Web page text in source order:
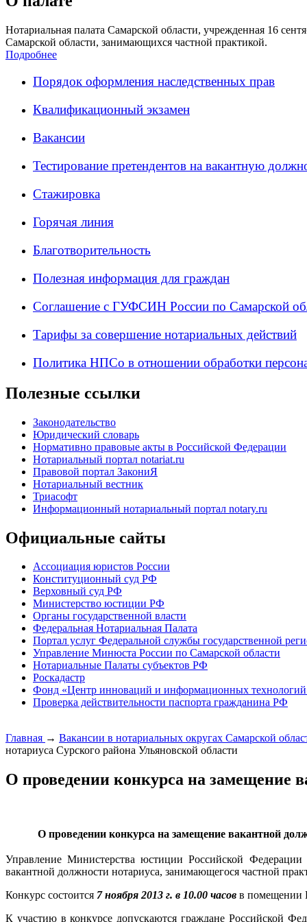
Нотариальная палата Самарской области, учрежденная 16
Самарской области, занимающихся частной практикой.
Подробнее
Порядок оформления наследственных прав
Квалификационный экзамен
Вакансии
Тестирование претендентов на вакантную
Стажировка
Горячая линия
Благотворительность
Полезная информация для граждан
Соглашение с ГУФСИН России по Самарской
Тарифы за совершение нотариальных действий
Политика НПСо в отношении обработки
Полезные ссылки
Законодательство
Юридический словарь
Нормативно правовые акты в Российской Федерации
Нотариальный портал notariat.ru
Правовой портал ЗакониЯ
Нотариальный вестник
Триасофт
Информационный нотариальный портал notary.ru
Официальные сайты
Ассоциация юристов России
Конституционный суд РФ
Верховный суд РФ
Министерство юстиции РФ
Органы государственной власти
Федеральная Нотариальная Палата
Портал услуг Федеральной службы государственной
Управление Минюста России по Самарской области
Нотариальные Палаты субъектов РФ
Роскадастр
Фонд «Центр инноваций и информационных
Проверка действительности паспорта гражданина РФ
Главная → Вакансии в нотариальных округах Самарской
нотариуса Сурского района Ульяновской области
О проведении конкурса на замещение
О проведении конкурса на замещение вакантной
Управление Министерства юстиции Российской
вакантной должности нотариуса, занимающегося частной
Конкурс состоится 7 ноября 2013 г. в 10.00 часов в помещении
К участию в конкурсе допускаются граждане Российской